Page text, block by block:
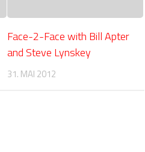
Face-2-Face with Bill Apter
and Steve Lynskey
31. MAI 2012